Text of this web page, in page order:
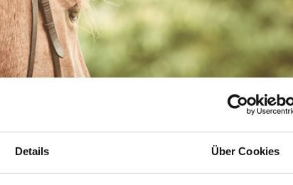
Details Über Cookies